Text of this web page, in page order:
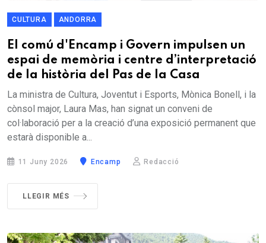
CULTURA ANDORRA
El comú d'Encamp i Govern impulsen un
espai de memòria i centre d’interpretació
de la història del Pas de la Casa
La ministra de Cultura, Joventut i Esports, Mònica Bonell, i la
cònsol major, Laura Mas, han signat un conveni de
col·laboració per a la creació d’una exposició permanent que
estarà disponible a...
11 Juny 2026 Encamp Redacció
LLEGIR MÉS